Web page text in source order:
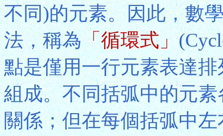
不同)的元素。因此，數
法，稱為「循環式」
點是僅用一行元素表達
組成。不同括弧中的元
關係；但在每個括弧中